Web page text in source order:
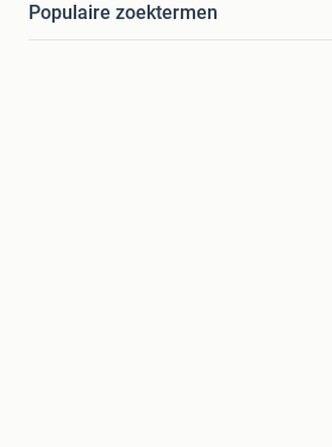
Populaire zoektermen